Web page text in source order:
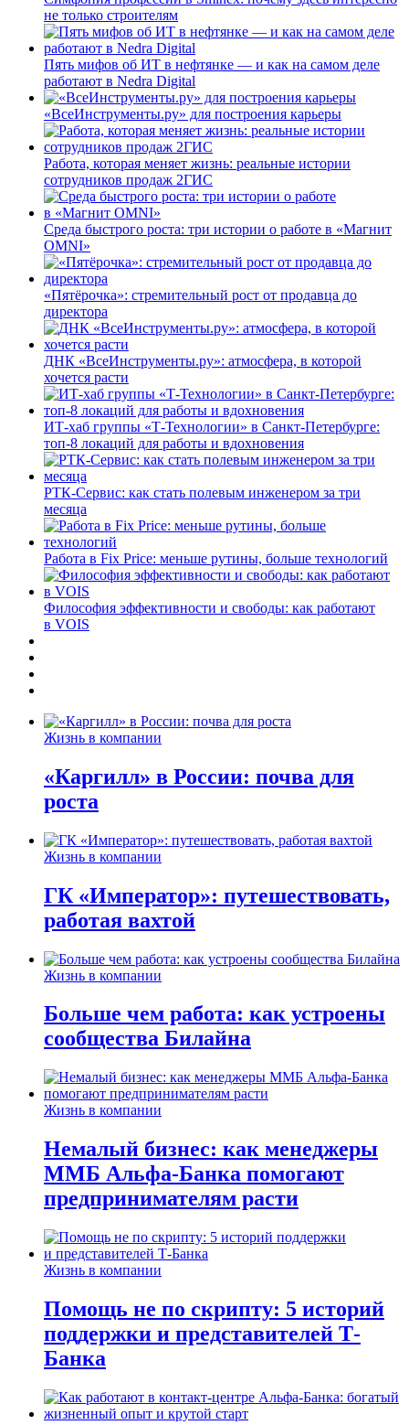
не только строителям
Пять мифов об ИТ в нефтянке — и как на самом деле
работают в Nedra Digital
«ВсеИнструменты.ру» для построения карьеры
Работа, которая меняет жизнь: реальные истории
сотрудников продаж 2ГИС
Среда быстрого роста: три истории о работе в «Магнит
OMNI»
«Пятёрочка»: стремительный рост от продавца до
директора
ДНК «ВсеИнструменты.ру»: атмосфера, в которой
хочется расти
ИТ-хаб группы «Т-Технологии» в Санкт-Петербурге:
топ-8 локаций для работы и вдохновения
РТК-Сервис: как стать полевым инженером за три
месяца
Работа в Fix Price: меньше рутины, больше технологий
Философия эффективности и свободы: как работают
в VOIS
Жизнь в компании
«Каргилл» в России: почва для
роста
Жизнь в компании
ГК «Император»: путешествовать,
работая вахтой
Жизнь в компании
Больше чем работа: как устроены
сообщества Билайна
Жизнь в компании
Немалый бизнес: как менеджеры
ММБ Альфа-Банка помогают
предпринимателям расти
Жизнь в компании
Помощь не по скрипту: 5 историй
поддержки и представителей Т-
Банка